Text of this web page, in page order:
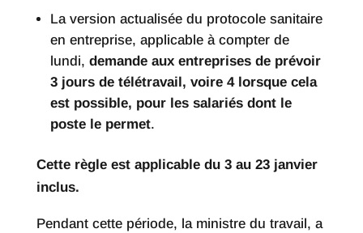
La version actualisée du protocole sanitaire
en entreprise, applicable à compter de
lundi, demande aux entreprises de prévoir
3 jours de télétravail, voire 4 lorsque cela
est possible, pour les salariés dont le
poste le permet.
Cette règle est applicable du 3 au 23 janvier
inclus.
Pendant cette période, la ministre du travail, a